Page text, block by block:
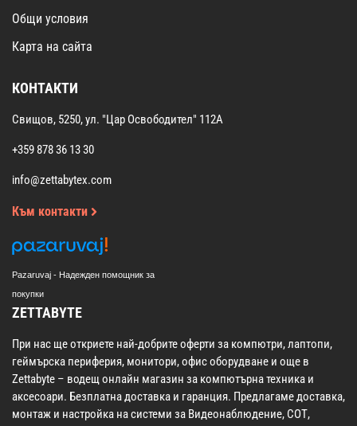
Общи условия
Карта на сайта
КОНТАКТИ
Свищов, 5250, ул. "Цар Освободител" 112А
+359 878 36 13 30
info@zettabytex.com
Към контакти
Pazaruvaj - Надежден помощник за
покупки
ZETTABYTE
При нас ще откриете най-добрите оферти за компютри, лаптопи,
геймърска периферия, монитори, офис оборудване и още в
Zettabyte – водещ онлайн магазин за компютърна техника и
аксесоари. Безплатна доставка и гаранция. Предлагаме доставка,
монтаж и настройка на системи за Видеонаблюдение, СОТ,